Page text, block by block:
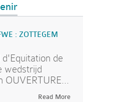
: ZOTTEGEM
de
wedstrijd
Read More